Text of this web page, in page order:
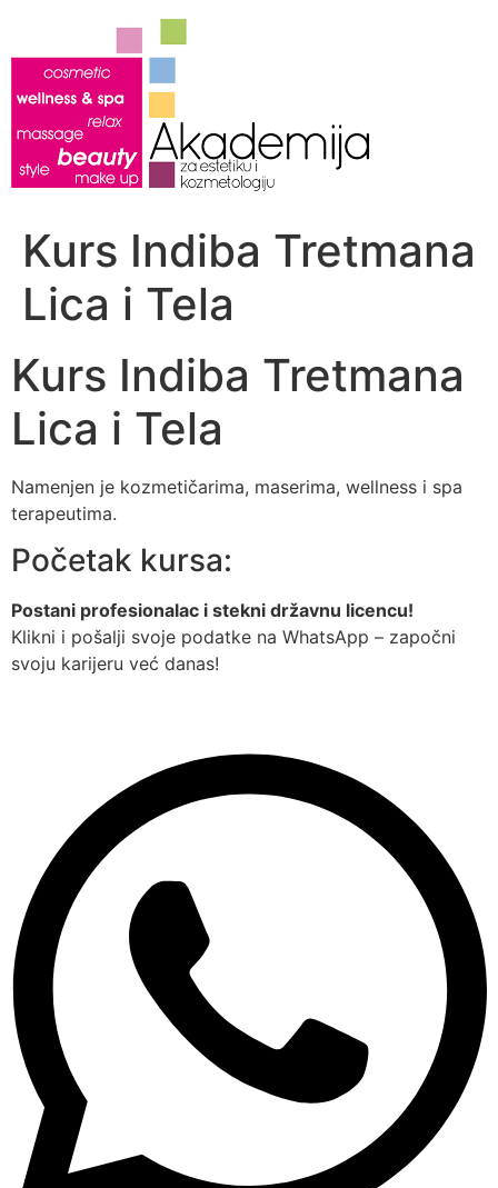
садржај
Kurs Indiba Tretmana
Lica i Tela
Kurs Indiba Tretmana
Lica i Tela
Namenjen je kozmetičarima, maserima, wellness i spa
terapeutima.
Početak kursa:
Postani profesionalac i stekni državnu licencu!
Klikni i pošalji svoje podatke na WhatsApp – započni
svoju karijeru već danas!